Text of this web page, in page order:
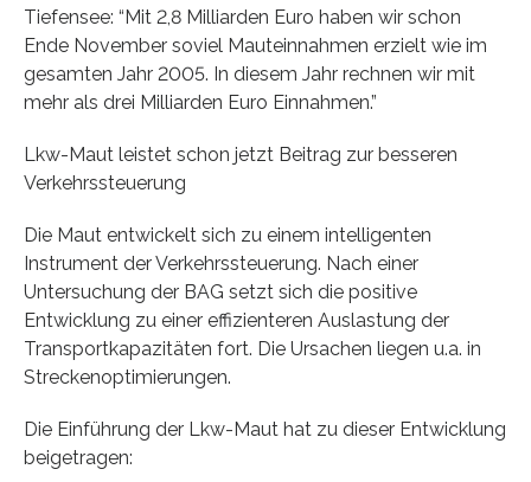
Tiefensee: “Mit 2,8 Milliarden Euro haben wir schon
Ende November soviel Mauteinnahmen erzielt wie im
gesamten Jahr 2005. In diesem Jahr rechnen wir mit
mehr als drei Milliarden Euro Einnahmen.”
Lkw-Maut leistet schon jetzt Beitrag zur besseren
Verkehrssteuerung
Die Maut entwickelt sich zu einem intelligenten
Instrument der Verkehrssteuerung. Nach einer
Untersuchung der BAG setzt sich die positive
Entwicklung zu einer effizienteren Auslastung der
Transportkapazitäten fort. Die Ursachen liegen u.a. in
Streckenoptimierungen.
Die Einführung der Lkw-Maut hat zu dieser Entwicklung
beigetragen: